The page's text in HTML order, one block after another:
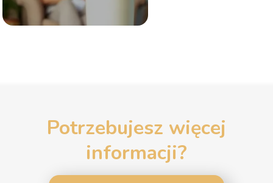
Potrzebujesz więcej
informacji?